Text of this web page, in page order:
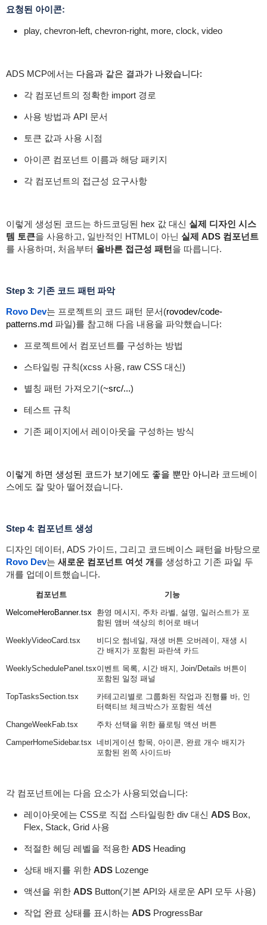
요청된 아이콘:
play, chevron-left, chevron-right, more, clock, video
ADS MCP에서는 다음과 같은 결과가 나왔습니다:
각 컴포넌트의 정확한 import 경로
사용 방법과 API 문서
토큰 값과 사용 시점
아이콘 컴포넌트 이름과 해당 패키지
각 컴포넌트의 접근성 요구사항
이렇게 생성된 코드는 하드코딩된 hex 값 대신 실제 디자인 시스
템 토큰을 사용하고, 일반적인 HTML이 아닌 실제 ADS 컴포넌트
를 사용하며, 처음부터 올바른 접근성 패턴을 따릅니다.
Step 3: 기존 코드 패턴 파악
Rovo Dev는 프로젝트의 코드 패턴 문서(rovodev/code-
patterns.md 파일)를 참고해 다음 내용을 파악했습니다:
프로젝트에서 컴포넌트를 구성하는 방법
스타일링 규칙(xcss 사용, raw CSS 대신)
별칭 패턴 가져오기(~src/...)
테스트 규칙
기존 페이지에서 레이아웃을 구성하는 방식
이렇게 하면 생성된 코드가 보기에도 좋을 뿐만 아니라 코드베이
스에도 잘 맞아 떨어졌습니다.
Step 4: 컴포넌트 생성
디자인 데이터, ADS 가이드, 그리고 코드베이스 패턴을 바탕으로
Rovo Dev는 새로운 컴포넌트 여섯 개를 생성하고 기존 파일 두
개를 업데이트했습니다.
컴포넌트
기능
WelcomeHeroBanner. tsx
환영 메시지, 주차 라벨, 설명, 일러스트가 포
함된 앰버 색상의 히어로 배너
WeeklyVideoCard.tsx
비디오 썸네일, 재생 버튼 오버레이, 재생 시
간 배지가 포함된 파란색 카드
WeeklySchedulePanel.tsx이벤트 목록, 시간 배지, Join/Details 버튼이
포함된 일정 패널
TopTasksSection.tsx
카테고리별로 그룹화된 작업과 진행률 바, 인
터랙티브 체크박스가 포함된 섹션
ChangeWeekFab.tsx
주차 선택을 위한 플로팅 액션 버튼
CamperHomeSidebar.tsx 네비게이션 항목, 아이콘, 완료 개수 배지가
포함된 왼쪽 사이드바
각 컴포넌트에는 다음 요소가 사용되었습니다:
레이아웃에는 CSS로 직접 스타일링한 div 대신 ADS Box,
Flex, Stack, Grid사용
적절한 헤딩 레벨을 적용한 ADS Heading
상태 배지를 위한 ADS Lozenge
액션을 위한 ADS Button(기본 API와 새로운 API 모두 사용)
작업 완료 상태를 표시하는 ADS ProgressBar